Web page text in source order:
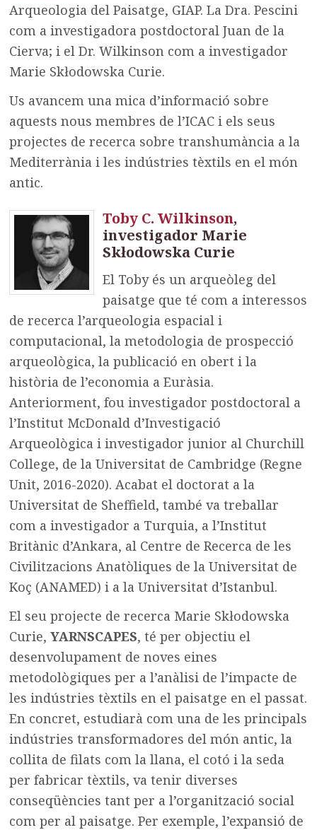
Arqueologia del Paisatge, GIAP. La Dra. Pescini
com a investigadora postdoctoral Juan de la
Cierva; i el Dr. Wilkinson com a investigador
Marie Skłodowska Curie.
Us avancem una mica d’informació sobre
aquests nous membres de l’ICAC i els seus
projectes de recerca sobre transhumància a la
Mediterrània i les indústries tèxtils en el món
antic.
Toby C. Wilkinson,
investigador Marie
Skłodowska Curie
El Toby és un arqueòleg del
paisatge que té com a interessos
de recerca l’arqueologia espacial i
computacional, la metodologia de prospecció
arqueològica, la publicació en obert i la
història de l’economia a Euràsia.
Anteriorment, fou investigador postdoctoral a
l’Institut McDonald d’Investigació
Arqueològica i investigador junior al Churchill
College, de la Universitat de Cambridge (Regne
Unit, 2016-2020). Acabat el doctorat a la
Universitat de Sheffield, també va treballar
com a investigador a Turquia, a l’Institut
Britànic d’Ankara, al Centre de Recerca de les
Civilitzacions Anatòliques de la Universitat de
Koç (ANAMED) i a la Universitat d’Istanbul.
El seu projecte de recerca Marie Skłodowska
Curie,YARNSCAPES, té per objectiu el
desenvolupament de noves eines
metodològiques per a l’anàlisi de l’impacte de
les indústries tèxtils en el paisatge en el passat.
En concret, estudiarà com una de les principals
indústries transformadores del món antic, la
collita de filats com la llana, el cotó i la seda
per fabricar tèxtils, va tenir diverses
conseqüències tant per a l’organització social
com per al paisatge. Per exemple, l’expansió de